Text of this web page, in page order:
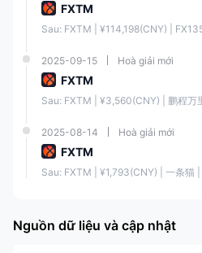
Loại Tài
Spread
Advantage Từ 0.0
Advantage
FXTM
Sau: FXTM | ¥114,198(CNY) |
2025-09-15 Hoà giải mới
FXTM
Sau: FXTM | ¥3,560(CNY) | 鹏程万
2025-08-14 Hoà giải mới
FXTM
Sau: FXTM | ¥1,793(CNY) | 一条猫
Nguồn dữ liệu và cập nhật